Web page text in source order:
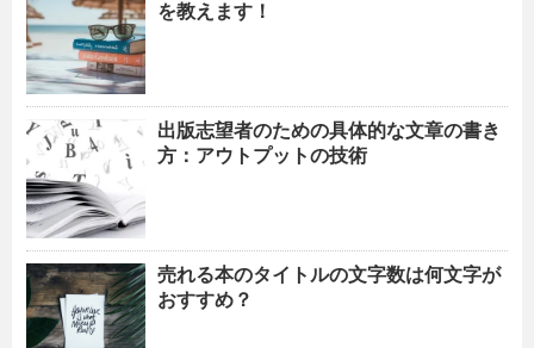
を教えます！
出版志望者のための具体的な文章の書き
方：アウトプットの技術
売れる本のタイトルの文字数は何文字が
おすすめ？